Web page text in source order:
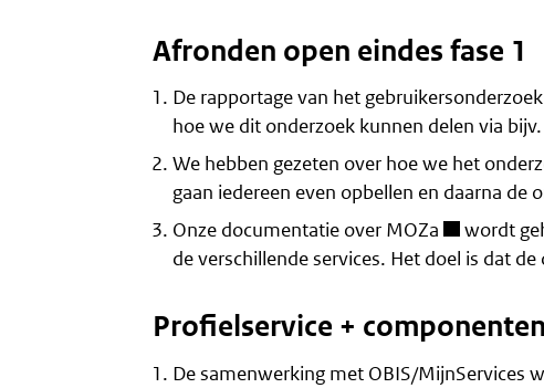
Afronden open eindes fase 1
De rapportage van het
hoe we dit onderzoek kunnen delen via bijv.
We hebben gezeten over hoe we het
gaan iedereen even opbellen en daarna de
Onze documentatie over MOZa
wordt
de verschillende services. Het doel is dat
Profielservice +
De samenwerking met OBIS/MijnServices